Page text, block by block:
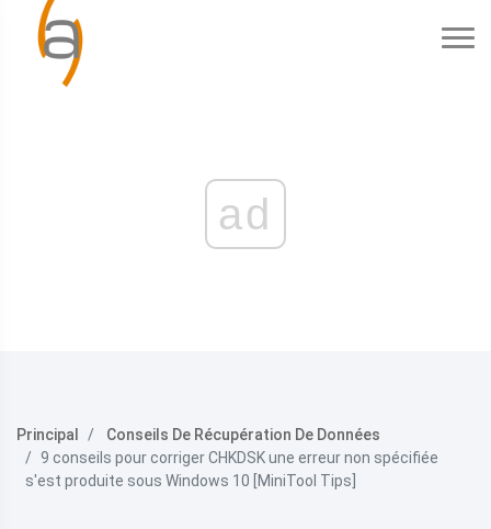
ad
Principal
Conseils De Récupération De Données
9 conseils pour corriger CHKDSK une erreur non spécifiée
s'est produite sous Windows 10 [MiniTool Tips]